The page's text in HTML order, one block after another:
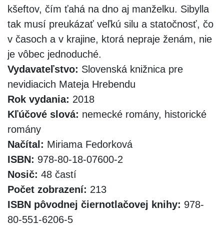
kšeftov, čím ťahá na dno aj manželku. Sibylla
tak musí preukázať veľkú silu a statočnosť, čo
v časoch a v krajine, ktorá nepraje ženám, nie
je vôbec jednoduché.
Vydavateľstvo: Slovenská knižnica pre
nevidiacich Mateja Hrebendu
Rok vydania: 2018
Kľúčové slová: nemecké romány, historické
romány
Načítal: Miriama Fedorková
ISBN: 978-80-18-07600-2
Nosič: 48 častí
Počet zobrazení: 213
ISBN pôvodnej čiernotlačovej knihy: 978-
80-551-6206-5